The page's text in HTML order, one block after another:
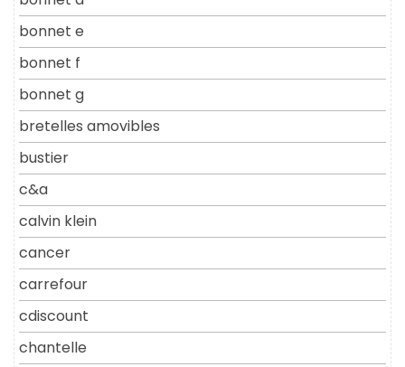
bonnet e
bonnet f
bonnet g
bretelles amovibles
bustier
c&a
calvin klein
cancer
carrefour
cdiscount
chantelle